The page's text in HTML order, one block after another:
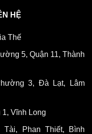
HỆ
Thế
5, Quận 11, Thành
3, Đà Lạt, Lâm
Vĩnh Long
Phan Thiết, Bình